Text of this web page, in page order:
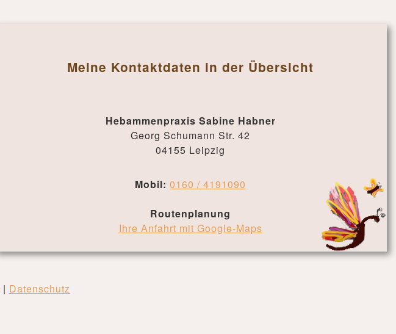
Meine Kontaktdaten in der Übersicht
Hebammenpraxis Sabine Habner
Georg Schumann Str. 42
04155 Leipzig
Mobil: 0160 / 4191090
Routenplanung
Ihre Anfahrt mit Google-Maps
| Datenschutz